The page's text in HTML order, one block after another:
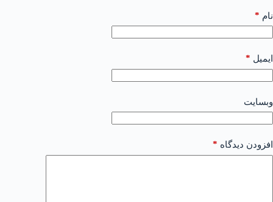
نام *
ایمیل *
وبسایت
افزودن دیدگاه *